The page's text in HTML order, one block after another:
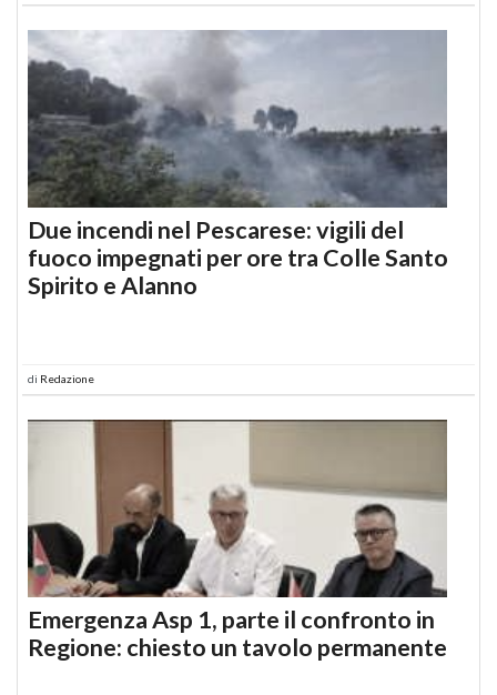
Due incendi nel Pescarese: vigili del
fuoco impegnati per ore tra Colle Santo
Spirito e Alanno
di Redazione
Emergenza Asp 1, parte il confronto in
Regione: chiesto un tavolo permanente